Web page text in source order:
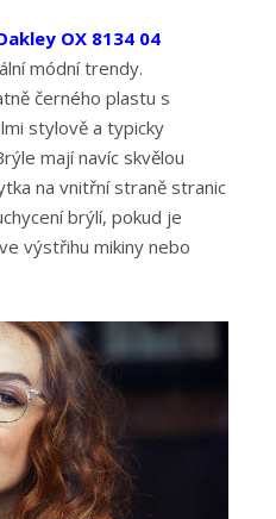
OX 8134 04
módní trendy.
černého plastu s
stylově a typicky
mají navíc skvělou
na vnitřní straně stranic
brýlí, pokud je
výstřihu mikiny nebo